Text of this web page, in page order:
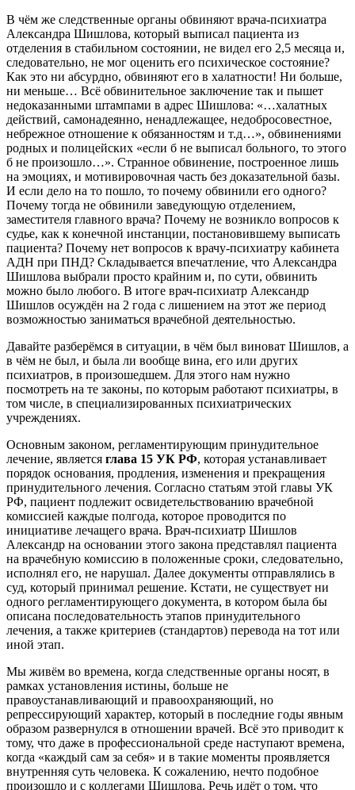
В чём же следственные органы обвиняют врача-психиатра
Александра Шишлова, который выписал пациента из
отделения в стабильном состоянии, не видел его 2,5 месяца и,
следовательно, не мог оценить его психическое состояние?
Как это ни абсурдно, обвиняют его в халатности! Ни больше,
ни меньше… Всё обвинительное заключение так и пышет
недоказанными штампами в адрес Шишлова: «…халатных
действий, самонадеянно, ненадлежащее, недобросовестное,
небрежное отношение к обязанностям и т.д…», обвинениями
родных и полицейских «если б не выписал больного, то этого
б не произошло…». Странное обвинение, построенное лишь
на эмоциях, и мотивировочная часть без доказательной базы.
И если дело на то пошло, то почему обвинили его одного?
Почему тогда не обвинили заведующую отделением,
заместителя главного врача? Почему не возникло вопросов к
судье, как к конечной инстанции, постановившему выписать
пациента? Почему нет вопросов к врачу-психиатру кабинета
АДН при ПНД? Складывается впечатление, что Александра
Шишлова выбрали просто крайним и, по сути, обвинить
можно было любого. В итоге врач-психиатр Александр
Шишлов осуждён на 2 года с лишением на этот же период
возможностью заниматься врачебной деятельностью.
Давайте разберёмся в ситуации, в чём был виноват Шишлов, а
в чём не был, и была ли вообще вина, его или других
психиатров, в произошедшем. Для этого нам нужно
посмотреть на те законы, по которым работают психиатры, в
том числе, в специализированных психиатрических
учреждениях.
Основным законом, регламентирующим принудительное
лечение, является глава 15 УК РФ, которая устанавливает
порядок основания, продления, изменения и прекращения
принудительного лечения. Согласно статьям этой главы УК
РФ, пациент подлежит освидетельствованию врачебной
комиссией каждые полгода, которое проводится по
инициативе лечащего врача. Врач-психиатр Шишлов
Александр на основании этого закона представлял пациента
на врачебную комиссию в положенные сроки, следовательно,
исполнял его, не нарушал. Далее документы отправлялись в
суд, который принимал решение. Кстати, не существует ни
одного регламентирующего документа, в котором была бы
описана последовательность этапов принудительного
лечения, а также критериев (стандартов) перевода на тот или
иной этап.
Мы живём во времена, когда следственные органы носят, в
рамках установления истины, больше не
правоустанавливающий и правоохраняющий, но
репрессирующий характер, который в последние годы явным
образом развернулся в отношении врачей. Всё это приводит к
тому, что даже в профессиональной среде наступают времена,
когда «каждый сам за себя» и в такие моменты проявляется
внутренняя суть человека. К сожалению, нечто подобное
произошло и с коллегами Шишлова. Речь идёт о том, что